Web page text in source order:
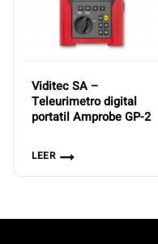
Viditec SA –
Teleurimetro digital
portatil Amprobe GP-2
LEER